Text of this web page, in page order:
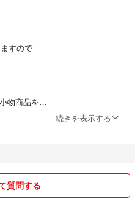
すので
物商品を
。)
額をご提示ください＊
続きを表示する
質問する